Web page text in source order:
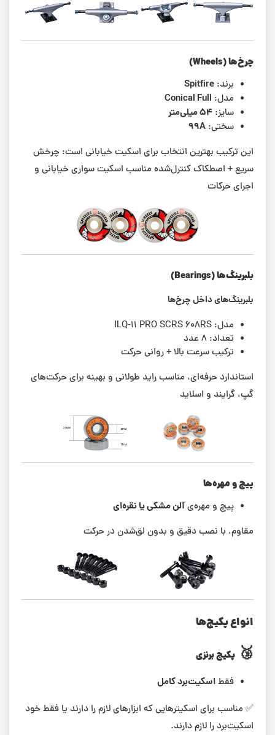
چرخ‌ها (Wheels)
برند: Spitfire
مدل: Conical Full
سایز: ۵۴ میلی‌متر
سختی: 99A
این ترکیب بهترین انتخاب برای اسکیت خیابانی است: چرخش
سریع + اصطکاک کنترل‌شده مناسب اسکیت سواری خیابانی و
اجرای حرکات
بلبرینگ‌ها (Bearings)
بلبرینگ‌های داخل چرخ‌ها
مدل: ILQ-11 PRO SCRS 608RS
تعداد: ۸ عدد
ترکیب سرعت بالا + روانی حرکت
استاندارد حرفه‌ای، مناسب راید طولانی و بهینه برای حرکت‌های
گپ، گرایند و اسلاید
پیچ و مهره‌ها
پیچ و مهره‌یآلن مشکی یا نقره‌ای
مقاوم، با نصب دقیق و بدون لق‌شدن در حرکت
انواع پکیج‌ها
🥉 پکیج برنزی
فقطاسکیت‌برد کامل
✅ مناسب برای اسکیترهایی که ابزارهای لازم را دارند یا فقط خود
اسکیت‌برد را لازم دارند.